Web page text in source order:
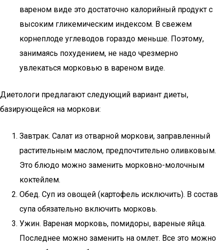
вареном виде это достаточно калорийный продукт с
высоким гликемическим индексом. В свежем
корнеплоде углеводов гораздо меньше. Поэтому,
занимаясь похудением, не надо чрезмерно
увлекаться морковью в вареном виде.
Диетологи предлагают следующий вариант диеты,
базирующейся на моркови:
Завтрак. Салат из отварной моркови, заправленный
растительным маслом, предпочтительно оливковым.
Это блюдо можно заменить морковно-молочным
коктейлем.
Обед. Суп из овощей (картофель исключить). В состав
супа обязательно включить морковь.
Ужин. Вареная морковь, помидоры, вареные яйца.
Последнее можно заменить на омлет. Все это можно